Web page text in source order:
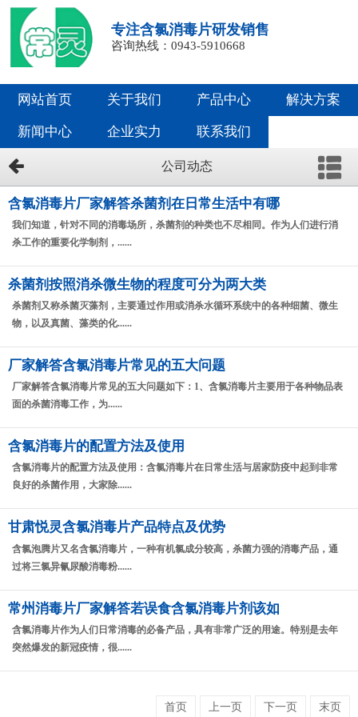
专注含氯消毒片研发销售
咨询热线：0943-5910668
网站首页 关于我们 产品中心 解决方案
新闻中心 企业实力 联系我们
公司动态
含氯消毒片厂家解答杀菌剂在日常生活中有哪
我们知道，针对不同的消毒场所，杀菌剂的种类也不尽相同。作为人们进行消
杀工作的重要化学制剂，......
杀菌剂按照消杀微生物的程度可分为两大类
杀菌剂又称杀菌灭藻剂，主要通过作用或消杀水循环系统中的各种细菌、微生
物，以及真菌、藻类的化......
厂家解答含氯消毒片常见的五大问题
厂家解答含氯消毒片常见的五大问题如下：1、含氯消毒片主要用于各种物品表
面的杀菌消毒工作，为......
含氯消毒片的配置方法及使用
含氯消毒片的配置方法及使用：含氯消毒片在日常生活与居家防疫中起到非常
良好的杀菌作用，大家除......
甘肃悦灵含氯消毒片产品特点及优势
含氯泡腾片又名含氯消毒片，一种有机氯成分较高，杀菌力强的消毒产品，通
过将三氯异氰尿酸消毒粉......
常州消毒片厂家解答若误食含氯消毒片剂该如
含氯消毒片作为人们日常消毒的必备产品，具有非常广泛的用途。特别是去年
突然爆发的新冠疫情，很......
首页 上一页 下一页 末页